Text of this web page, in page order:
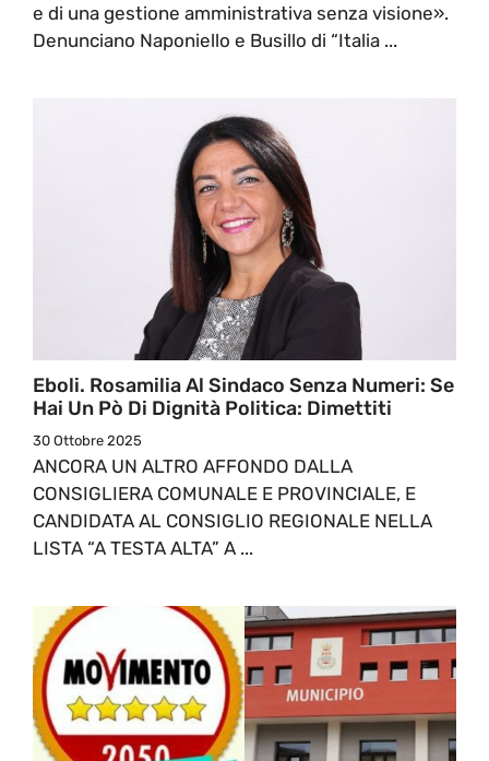
e di una gestione amministrativa senza visione».
Denunciano Naponiello e Busillo di “Italia ...
Eboli. Rosamilia Al Sindaco Senza Numeri: Se
Hai Un Pò Di Dignità Politica: Dimettiti
30 Ottobre 2025
ANCORA UN ALTRO AFFONDO DALLA
CONSIGLIERA COMUNALE E PROVINCIALE, E
CANDIDATA AL CONSIGLIO REGIONALE NELLA
LISTA “A TESTA ALTA” A ...